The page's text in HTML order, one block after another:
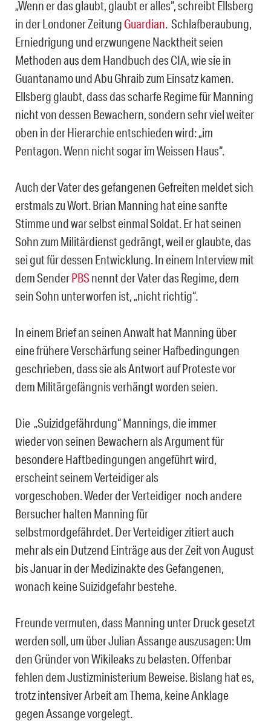
„Wenn er das glaubt, glaubt er alles“, schreibt Ellsberg
in der Londoner Zeitung Guardian. Schlafberaubung,
Erniedrigung und erzwungene Nacktheit seien
Methoden aus dem Handbuch des CIA, wie sie in
Guantanamo und Abu Ghraib zum Einsatz kamen.
Ellsberg glaubt, dass das scharfe Regime für Manning
nicht von dessen Bewachern, sondern sehr viel weiter
oben in der Hierarchie entschieden wird: „im
Pentagon. Wenn nicht sogar im Weissen Haus“.
Auch der Vater des gefangenen Gefreiten meldet sich
erstmals zu Wort. Brian Manning hat eine sanfte
Stimme und war selbst einmal Soldat. Er hat seinen
Sohn zum Militärdienst gedrängt, weil er glaubte, das
sei gut für dessen Entwicklung. In einem Interview mit
dem SenderPBSnennt der Vater das Regime, dem
sein Sohn unterworfen ist, „nicht richtig“.
In einem Brief an seinen Anwalt hat Manning über
eine frühere Verschärfung seiner Hafbedingungen
geschrieben, dass sie als Antwort auf Proteste vor
dem Militärgefängnis verhängt worden seien.
Die „Suizidgefährdung“ Mannings, die immer
wieder von seinen Bewachern als Argument für
besondere Haftbedingungen angeführt wird,
erscheint seinem Verteidiger als
vorgeschoben. Weder der Verteidiger noch andere
Bersucher halten Manning für
selbstmordgefährdet. Der Verteidiger zitiert auch
mehr als ein Dutzend Einträge aus der Zeit von August
bis Januar in der Medizinakte des Gefangenen,
wonach keine Suizidgefahr bestehe.
Freunde vermuten, dass Manning unter Druck gesetzt
werden soll, um über Julian Assange auszusagen: Um
den Gründer von Wikileaks zu belasten. Offenbar
fehlen dem Justizministerium Beweise. Bislang hat es,
trotz intensiver Arbeit am Thema, keine Anklage
gegen Assange vorgelegt.